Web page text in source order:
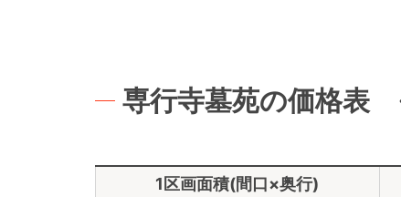
専行寺墓苑の価格表
1区画面積(間口×奥行)